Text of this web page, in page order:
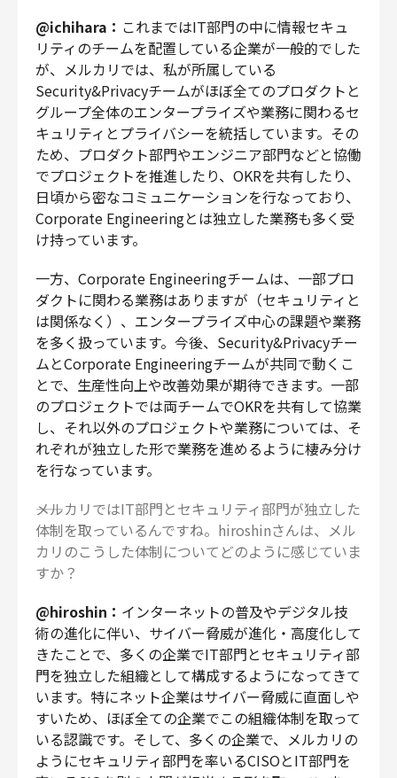
@ichihara： これまではIT部門の中に情報セキュ
リティのチームを配置している企業が一般的でした
が、メルカリでは、私が所属している
Security&Privacyチームがほぼ全てのプロダクトと
グループ全体のエンタープライズや業務に関わるセ
キュリティとプライバシーを統括しています。その
ため、プロダクト部門やエンジニア部門などと協働
でプロジェクトを推進したり、OKRを共有したり、
日頃から密なコミュニケーションを行なっており、
Corporate Engineeringとは独立した業務も多く受
け持っています。
一方、Corporate Engineeringチームは、一部プロ
ダクトに関わる業務はありますが（セキュリティと
は関係なく）、エンタープライズ中心の課題や業務
を多く扱っています。今後、Security&Privacyチー
ムとCorporate Engineeringチームが共同で動くこ
とで、生産性向上や改善効果が期待できます。一部
のプロジェクトでは両チームでOKRを共有して協業
し、それ以外のプロジェクトや業務については、そ
れぞれが独立した形で業務を進めるように棲み分け
を行なっています。
――メルカリではIT部門とセキュリティ部門が独立した
体制を取っているんですね。hiroshinさんは、メル
カリのこうした体制についてどのように感じていま
すか？
@hiroshin： インターネットの普及やデジタル技
術の進化に伴い、サイバー脅威が進化・高度化して
きたことで、多くの企業でIT部門とセキュリティ部
門を独立した組織として構成するようになってきて
います。特にネット企業はサイバー脅威に直面しや
すいため、ほぼ全ての企業でこの組織体制を取って
いる認識です。そして、多くの企業で、メルカリの
ようにセキュリティ部門を率いるCISOとIT部門を